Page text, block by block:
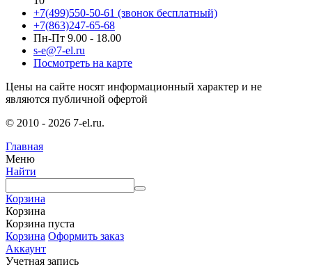
+7(499)550-50-61 (звонок бесплатный)
+7(863)247-65-68
Пн-Пт 9.00 - 18.00
s-e@7-el.ru
Посмотреть на карте
Цены на сайте носят информационный характер и не
являются публичной офертой
© 2010 - 2026 7-el.ru.
Главная
Меню
Найти
Корзина
Корзина
Корзина пуста
Корзина Оформить заказ
Аккаунт
Учетная запись